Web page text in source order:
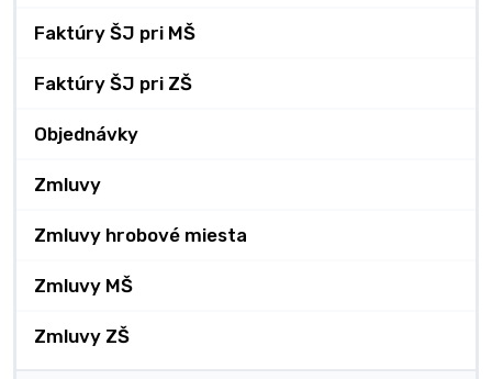
Faktúry ŠJ pri MŠ
Faktúry ŠJ pri ZŠ
Objednávky
Zmluvy
Zmluvy hrobové miesta
Zmluvy MŠ
Zmluvy ZŠ